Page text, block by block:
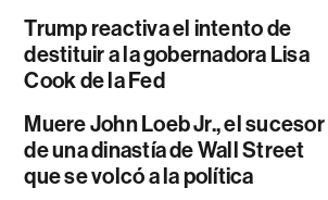
Trump reactiva el intento de
destituir a la gobernadora Lisa
Cook de la Fed
Muere John Loeb Jr., el sucesor
de una dinastía de Wall Street
que se volcó a la política